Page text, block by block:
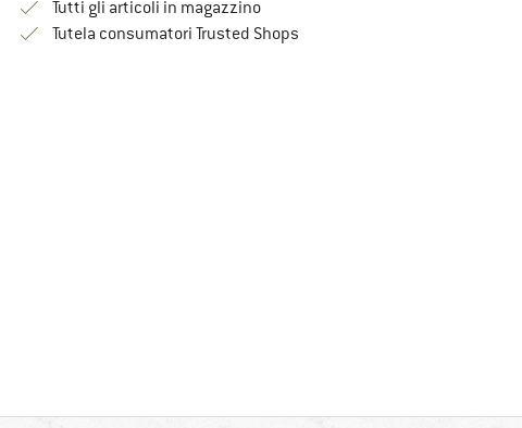
Tutti gli articoli in magazzino
Tutela consumatori Trusted ShopsTrovi tutte le informazioni qui!